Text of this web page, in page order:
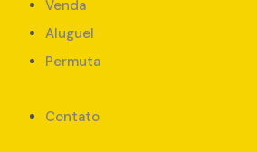
Agents
Venda
Aluguel
Permuta
Contato